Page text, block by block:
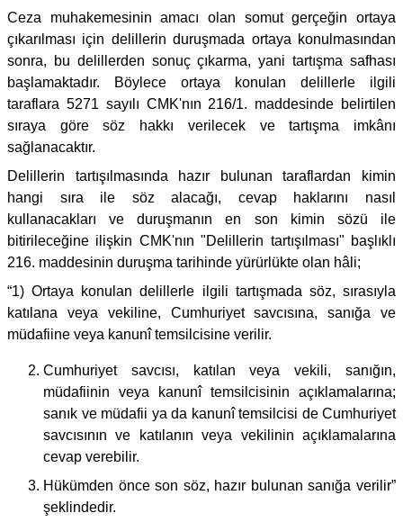
Ceza muhakemesinin amacı olan somut gerçeğin ortaya
çıkarılması için delillerin duruşmada ortaya konulmasından
sonra, bu delillerden sonuç çıkarma, yani tartışma safhası
başlamaktadır. Böylece ortaya konulan delillerle ilgili
taraflara 5271 sayılı CMK'nın 216/1. maddesinde belirtilen
sıraya göre söz hakkı verilecek ve tartışma imkânı
sağlanacaktır.
Delillerin tartışılmasında hazır bulunan taraflardan kimin
hangi sıra ile söz alacağı, cevap haklarını nasıl
kullanacakları ve duruşmanın en son kimin sözü ile
bitirileceğine ilişkin CMK'nın "Delillerin tartışılması" başlıklı
216. maddesinin duruşma tarihinde yürürlükte olan hâli;
“1) Ortaya konulan delillerle ilgili tartışmada söz, sırasıyla
katılana veya vekiline, Cumhuriyet savcısına, sanığa ve
müdafiine veya kanunî temsilcisine verilir.
Cumhuriyet savcısı, katılan veya vekili, sanığın,
müdafiinin veya kanunî temsilcisinin açıklamalarına;
sanık ve müdafii ya da kanunî temsilcisi de Cumhuriyet
savcısının ve katılanın veya vekilinin açıklamalarına
cevap verebilir.
Hükümden önce son söz, hazır bulunan sanığa verilir”
şeklindedir.